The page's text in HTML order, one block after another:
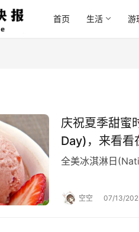
首页 生活 游
庆祝夏季甜蜜
Day)，来看看
全美冰淇淋日
空空 07/13/